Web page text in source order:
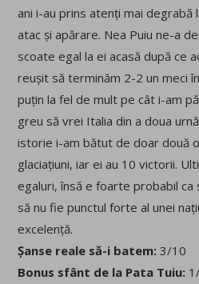
ani i-au prins atenți mai degrabă
atac și apărare. Nea Puiu ne-a
scoate egal la ei acasă după ce
reușit să terminăm 2-2 un meci
puțin la fel de mult pe cât i-am
greu să vrei Italia din a doua
istorie i-am bătut de doar două
glaciațiuni, iar ei au 10 victorii.
egaluri, însă e foarte probabil
să nu fie punctul forte al unei
excelență.
Șanse reale să-i batem:3/10
Bonus sfânt de la Pata Tuiu: